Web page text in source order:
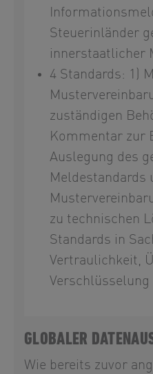
Steuerinländer
innerstaatlicher
4 Standards: 1)
zuständigen
Kommentar zur
Auslegung des
Meldestandards
zu technischen
Standards in
Vertraulichkeit,
Verschlüsselung
GLOBALER
Wie bereits zuvor